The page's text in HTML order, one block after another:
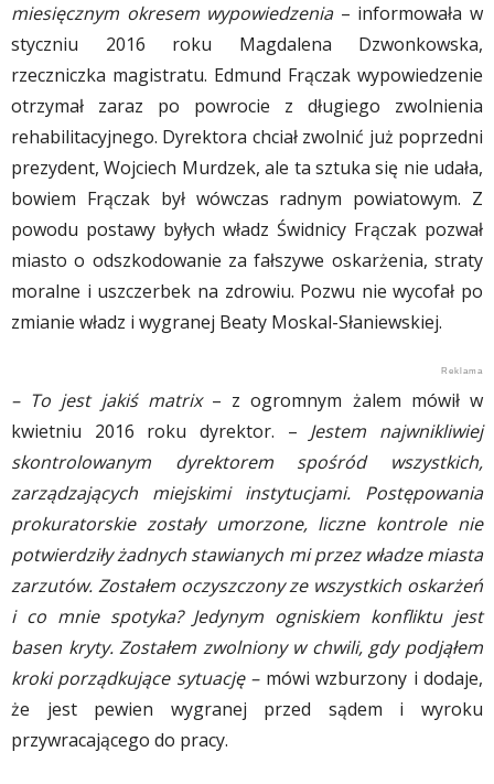
miesięcznym okresem wypowiedzenia– informowała w
styczniu 2016 roku Magdalena Dzwonkowska,
rzeczniczka magistratu. Edmund Frączak wypowiedzenie
otrzymał zaraz po powrocie z długiego zwolnienia
rehabilitacyjnego. Dyrektora chciał zwolnić już poprzedni
prezydent, Wojciech Murdzek, ale ta sztuka się nie udała,
bowiem Frączak był wówczas radnym powiatowym. Z
powodu postawy byłych władz Świdnicy Frączak pozwał
miasto o odszkodowanie za fałszywe oskarżenia, straty
moralne i uszczerbek na zdrowiu. Pozwu nie wycofał po
zmianie władz i wygranej Beaty Moskal-Słaniewskiej.
– To jest jakiś matrix– z ogromnym żalem mówił w
kwietniu 2016 roku dyrektor. – Jestem najwnikliwiej
skontrolowanym dyrektorem spośród wszystkich,
zarządzających miejskimi instytucjami. Postępowania
prokuratorskie zostały umorzone, liczne kontrole nie
potwierdziły żadnych stawianych mi przez władze miasta
zarzutów. Zostałem oczyszczony ze wszystkich oskarżeń
i co mnie spotyka? Jedynym ogniskiem konfliktu jest
basen kryty. Zostałem zwolniony w chwili, gdy podjąłem
kroki porządkujące sytuację –mówi wzburzony i dodaje,
że jest pewien wygranej przed sądem i wyroku
przywracającego do pracy.